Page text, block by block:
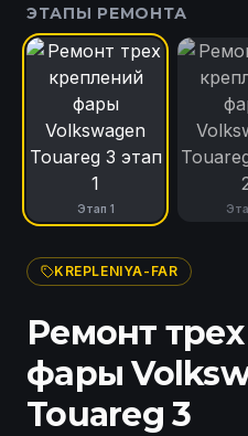
ЭТАПЫ РЕМОНТА
Этап 1
KREPLENIYA-FAR
Ремонт
фары
Touareg 3